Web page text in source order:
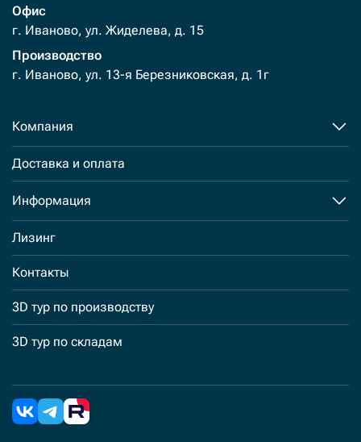
Офис
г. Иваново, ул. Жиделева, д. 15
Производство
г. Иваново, ул. 13-я Березниковская, д. 1г
Компания
Доставка и оплата
Информация
Лизинг
Контакты
3D тур по производству
3D тур по складам